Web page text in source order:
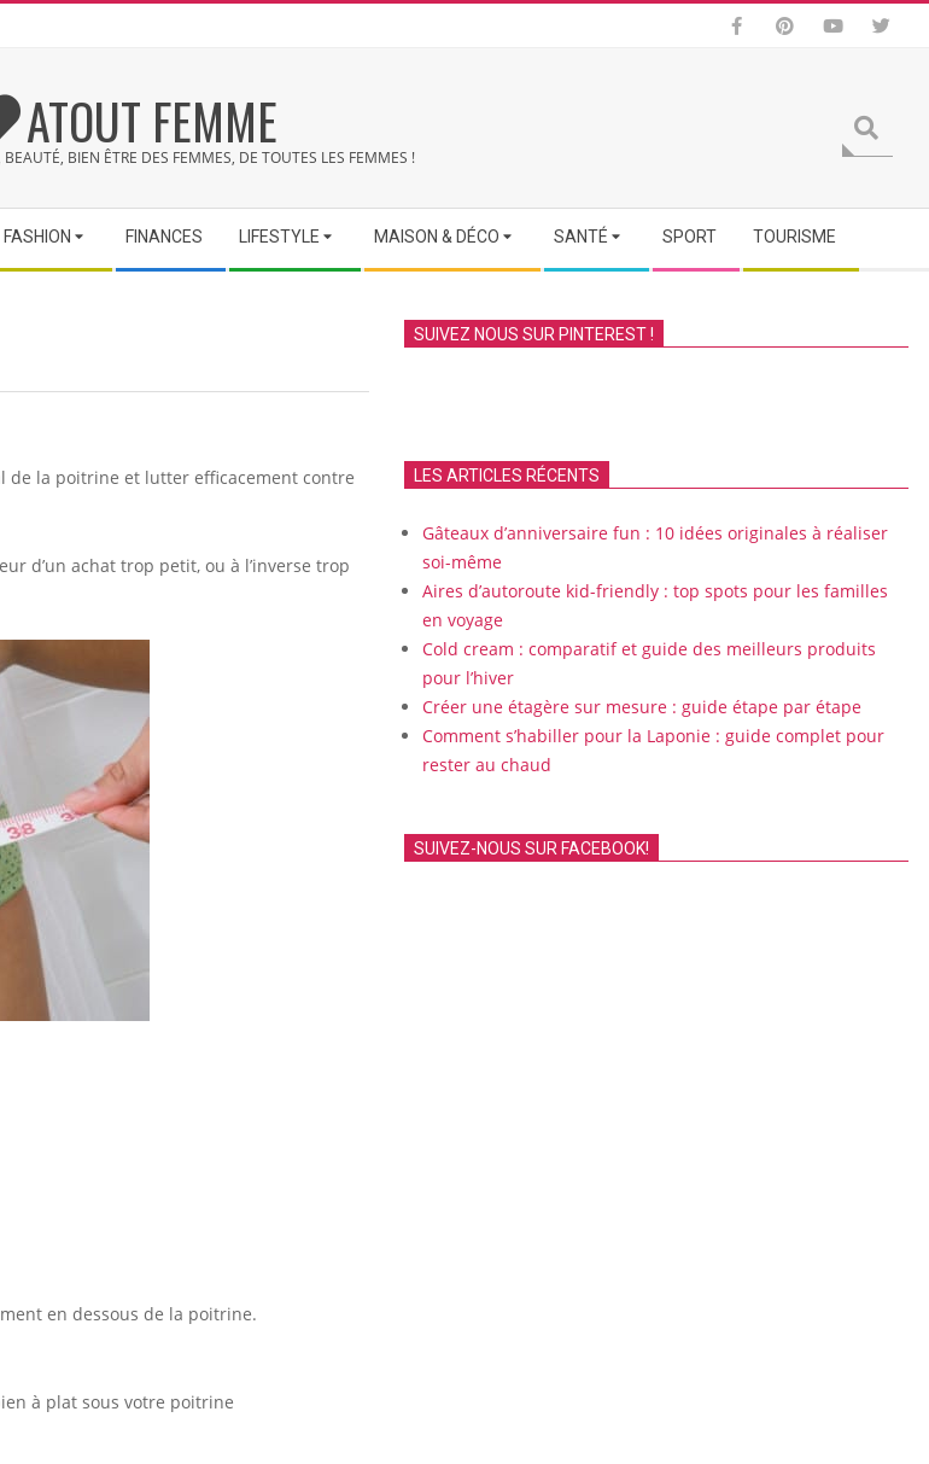
ATOUT FEMME
BIEN ÊTRE DES FEMMES, DE TOUTES LES FEMMES !
FASHION FINANCES LIFESTYLE MAISON & DÉCO SANTÉ SPORT TOURISME
la poitrine et lutter efficacement contre
d’un achat trop petit, ou à l’inverse trop
en dessous de la poitrine.
à plat sous votre poitrine
SUIVEZ NOUS SUR PINTEREST !
LES ARTICLES RÉCENTS
Gâteaux d’anniversaire fun : 10 idées originales à réaliser
soi-même
Aires d’autoroute kid-friendly : top spots pour les familles
en voyage
Cold cream : comparatif et guide des meilleurs produits
pour l’hiver
Créer une étagère sur mesure : guide étape par étape
Comment s’habiller pour la Laponie : guide complet pour
rester au chaud
SUIVEZ-NOUS SUR FACEBOOK!